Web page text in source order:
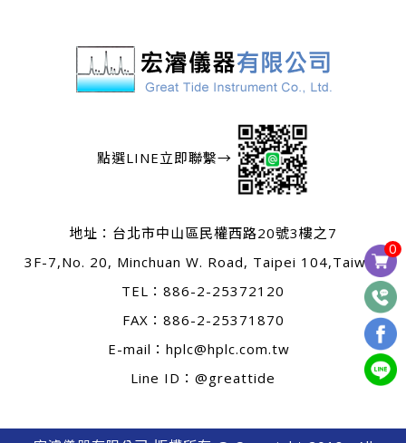
0
點選LINE立即聯繫→
地址： 台北市中山區民權西路20號3樓之7
3F-7,No. 20, Minchuan W. Road, Taipei 104,Taiwan
TEL： 886-2-25372120
FAX：886-2-25371870
E-mail： hplc@hplc.com.tw
Line ID：@greattide